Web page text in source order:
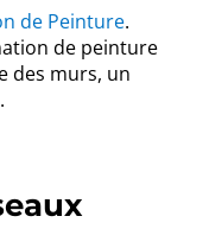
de Peinture.
de peinture
des murs, un